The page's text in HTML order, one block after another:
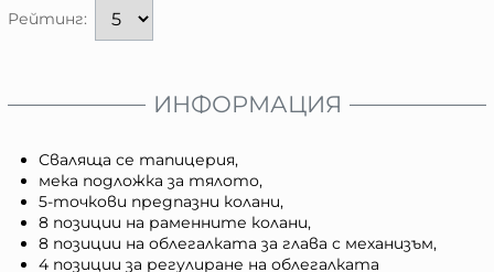
Рейтинг:
ИНФОРМАЦИЯ
Сваляща се тапицерия,
мека подложка за тялото,
5-точкови предпазни колани,
8 позиции на раменните колани,
8 позиции на облегалката за глава с механизъм,
4 позиции за регулиране на облегалката